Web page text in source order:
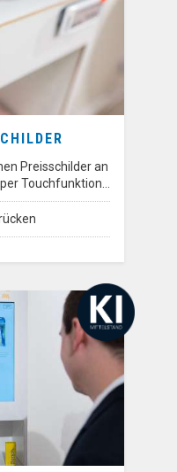
Preisschilder an
Touchfunktion…